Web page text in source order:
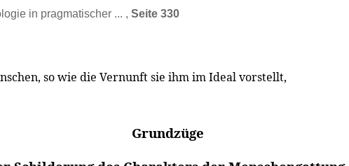
in pragmatischer ... , Seite 330
so wie die Vernunft sie ihm im Ideal vorstellt,
Grundzüge